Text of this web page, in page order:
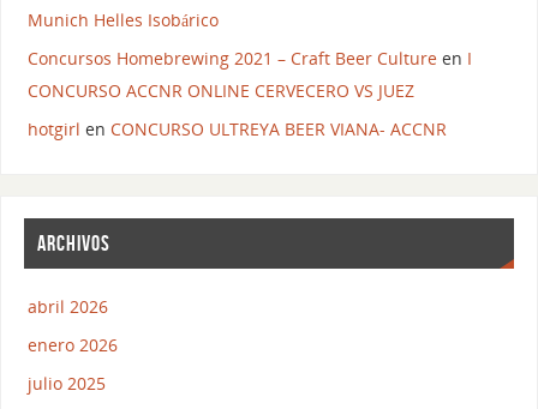
Munich Helles Isobárico
Concursos Homebrewing 2021 – Craft Beer Cultureen I
CONCURSO ACCNR ONLINE CERVECERO VS JUEZ
hotgirl en CONCURSO ULTREYA BEER VIANA- ACCNR
ARCHIVOS
abril 2026
enero 2026
julio 2025